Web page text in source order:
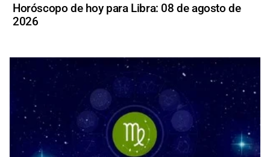
Horóscopo de hoy para Libra: 08 de agosto de
2026